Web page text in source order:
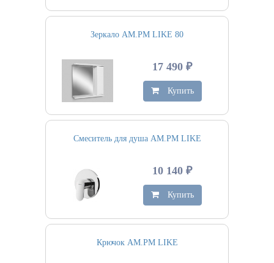
Зеркало AM.PM LIKE 80
17 490 ₽
Купить
Смеситель для душа AM.PM LIKE
10 140 ₽
Купить
Крючок AM.PM LIKE